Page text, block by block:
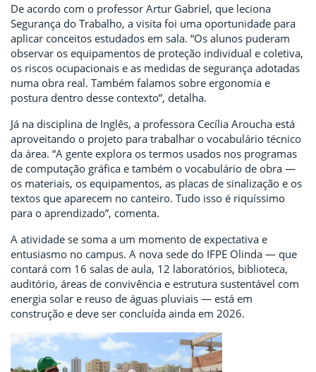
De acordo com o professor Artur Gabriel, que leciona
Segurança do Trabalho, a visita foi uma oportunidade para
aplicar conceitos estudados em sala. “Os alunos puderam
observar os equipamentos de proteção individual e coletiva,
os riscos ocupacionais e as medidas de segurança adotadas
numa obra real. Também falamos sobre ergonomia e
postura dentro desse contexto”, detalha.
Já na disciplina de Inglês, a professora Cecília Aroucha está
aproveitando o projeto para trabalhar o vocabulário técnico
da área. “A gente explora os termos usados nos programas
de computação gráfica e também o vocabulário de obra —
os materiais, os equipamentos, as placas de sinalização e os
textos que aparecem no canteiro. Tudo isso é riquíssimo
para o aprendizado”, comenta.
A atividade se soma a um momento de expectativa e
entusiasmo no campus. A nova sede do IFPE Olinda — que
contará com 16 salas de aula, 12 laboratórios, biblioteca,
auditório, áreas de convivência e estrutura sustentável com
energia solar e reuso de águas pluviais — está em
construção e deve ser concluída ainda em 2026.